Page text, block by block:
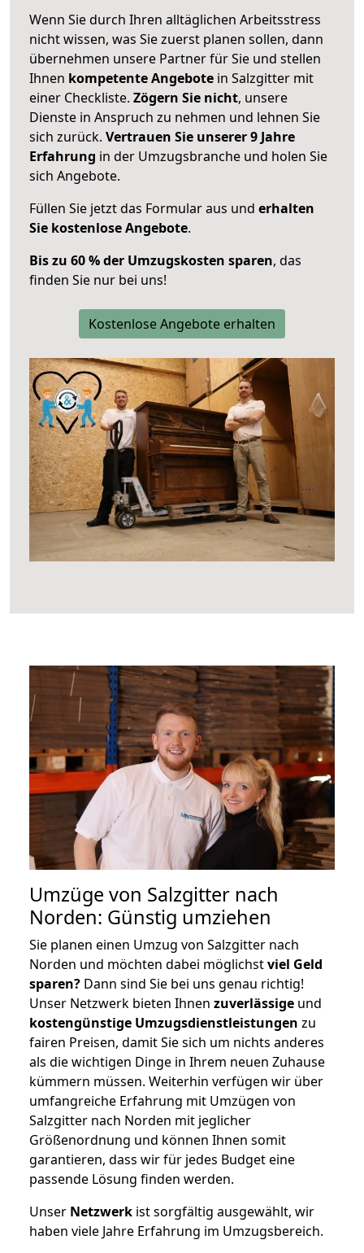
Wenn Sie durch Ihren alltäglichen Arbeitsstress
nicht wissen, was Sie zuerst planen sollen, dann
übernehmen unsere Partner für Sie und stellen
Ihnen kompetente Angebote in Salzgitter mit
einer Checkliste. Zögern Sie nicht, unsere
Dienste in Anspruch zu nehmen und lehnen Sie
sich zurück. Vertrauen Sie unserer 9 Jahre
Erfahrung in der Umzugsbranche und holen Sie
sich Angebote.
Füllen Sie jetzt das Formular aus und erhalten
Sie kostenlose Angebote.
Bis zu 60 % der Umzugskosten sparen, das
finden Sie nur bei uns!
Kostenlose Angebote erhalten
Umzüge von Salzgitter nach
Norden: Günstig umziehen
Sie planen einen Umzug von Salzgitter nach
Norden und möchten dabei möglichstviel Geld
sparen? Dann sind Sie bei uns genau richtig!
Unser Netzwerk bieten Ihnen zuverlässige und
kostengünstige Umzugsdienstleistungen zu
fairen Preisen, damit Sie sich um nichts anderes
als die wichtigen Dinge in Ihrem neuen Zuhause
kümmern müssen. Weiterhin verfügen wir über
umfangreiche Erfahrung mit Umzügen von
Salzgitter nach Norden mit jeglicher
Größenordnung und können Ihnen somit
garantieren, dass wir für jedes Budget eine
passende Lösung finden werden.
Unser Netzwerk ist sorgfältig ausgewählt, wir
haben viele Jahre Erfahrung im Umzugsbereich.